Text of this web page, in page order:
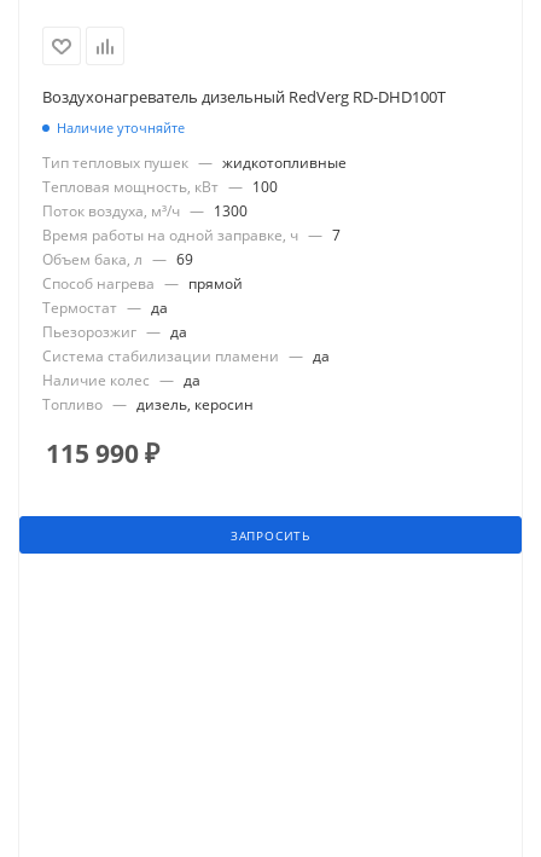
Воздухонагреватель дизельный RedVerg RD-DHD100T
Наличие уточняйте
Тип тепловых пушек — жидкотопливные
Тепловая мощность, кВт — 100
Поток воздуха, м³/ч — 1300
Время работы на одной заправке, ч — 7
Объем бака, л — 69
Способ нагрева — прямой
Термостат — да
Пьезорозжиг — да
Система стабилизации пламени — да
Наличие колес — да
Топливо — дизель, керосин
115 990₽
ЗАПРОСИТЬ